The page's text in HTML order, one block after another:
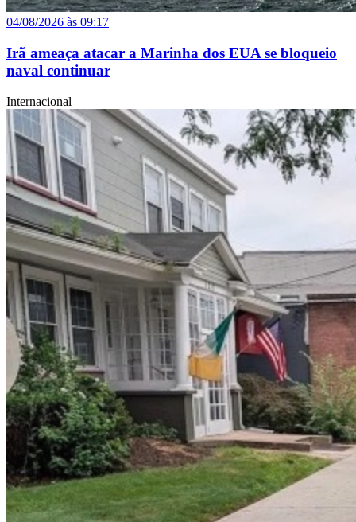
04/08/2026 às 09:17
Irã ameaça atacar a Marinha dos EUA se bloqueio
naval continuar
Internacional